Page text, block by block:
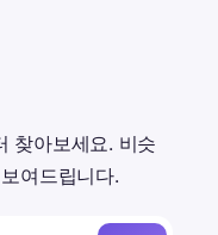
찾아보세요. 비슷
여드립니다.